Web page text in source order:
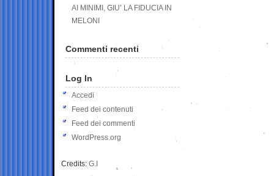
AI MINIMI, GIU’ LA FIDUCIA IN
MELONI
Commenti recenti
Log In
Accedi
Feed dei contenuti
Feed dei commenti
WordPress.org
Credits: G.I